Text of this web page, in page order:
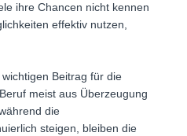
ihre Chancen nicht kennen
effektiv nutzen,
Beitrag für die
meist aus Überzeugung
die
steigen, bleiben die